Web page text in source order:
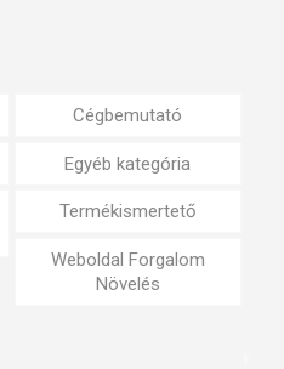
Cégbemutató
Egyéb kategória
Termékismertető
Weboldal Forgalom
Növelés